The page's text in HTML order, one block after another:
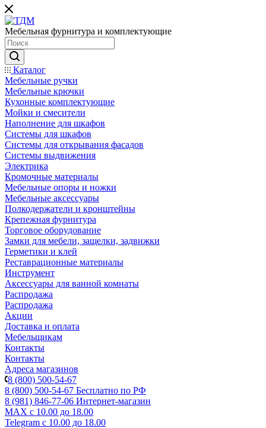
Мебельная фурнитура и комплектующие
Каталог
Мебельные ручки
Мебельные крючки
Кухонные комплектующие
Мойки и смесители
Наполнение для шкафов
Cистемы для шкафов
Системы для открывания фасадов
Системы выдвижения
Электрика
Кромочные материалы
Мебельные опоры и ножки
Мебельные аксессуары
Полкодержатели и кронштейны
Крепежная фурнитура
Торговое оборудование
Замки для мебели, защелки, задвижки
Герметики и клей
Реставрационные материалы
Инструмент
Аксессуары для ванной комнаты
Распродажа
Распродажа
Акции
Доставка и оплата
Мебельщикам
Контакты
Контакты
Адреса магазинов
8 (800) 500-54-67
8 (800) 500-54-67 Бесплатно по РФ
8 (981) 846-77-06 Интернет-магазин
MAX с 10.00 до 18.00
Telegram с 10.00 до 18.00